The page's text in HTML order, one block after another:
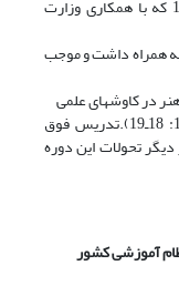
پیشتر گفته شد، حفاری مارلیک در سال 1342 که با همکاری وزارت
به همراه داشت و موجب
در کاوشهای علمی
کشور شد (تحولات اخیر دانشگاه تهران، 1342: 18ـ19).تدریس فوق‌
تحولات این دوره
آموزشی کشور